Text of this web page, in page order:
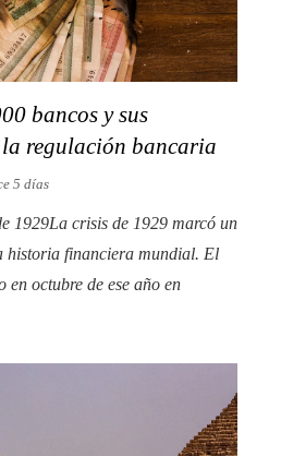
bancos y sus
la regulación bancaria
5 días
1929La crisis de 1929 marcó un
historia financiera mundial. El
octubre de ese año en